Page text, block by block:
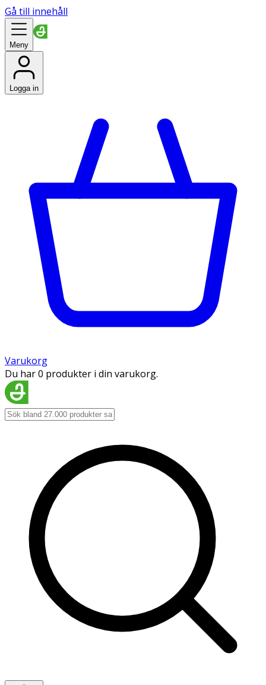
Gå till innehåll
Meny
Logga in
Varukorg
Du har 0 produkter i din varukorg.